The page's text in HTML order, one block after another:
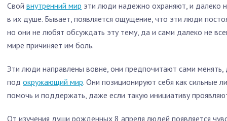
Свой внутренний мир эти люди надежно охраняют, и далеко
в их душе. Бывает, появляется ощущение, что эти люди
но они не любят обсуждать эту тему, да и сами далеко не
мире причиняет им боль.
Эти люди направлены вовне, они предпочитают сами менять,
под окружающий мир. Они позиционируют себя как сильные
помочь и поддержать, даже если такую инициативу
От изучения души рожденных 8 апреля людей появляется